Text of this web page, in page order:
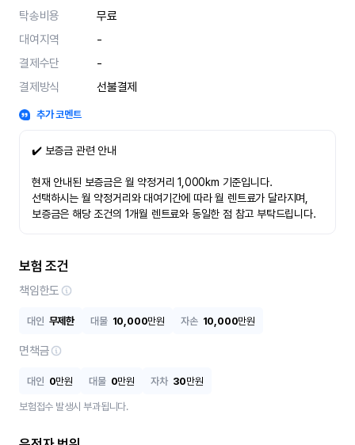
탁송비용
무료
대여지역
-
결제수단
-
결제방식
선불결제
추가 코멘트
✔️ 보증금 관련 안내
현재 안내된 보증금은 월 약정거리 1,000km 기준입니다.
선택하시는 월 약정거리와 대여기간에 따라 월 렌트료가 달라지며,
보증금은 해당 조건의 1개월 렌트료와 동일한 점 참고 부탁드립니다.
보험 조건
책임한도
대인 무제한 대물 10,000만원 자손 10,000만원
면책금
대인 0만원 대물 0만원 자차 30만원
보험접수 발생시 부과됩니다.